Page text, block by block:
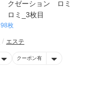
98枚
エステ
クーポン有